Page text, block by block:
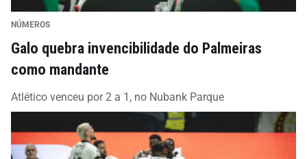
NÚMEROS
Galo quebra invencibilidade do Palmeiras
como mandante
Atlético venceu por 2 a 1, no Nubank Parque